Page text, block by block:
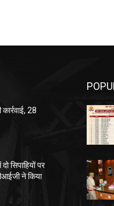
28
सिपाहियों पर
ने किया